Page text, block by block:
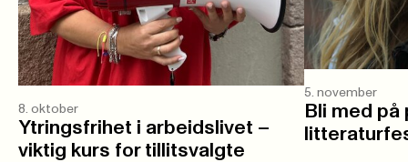
8. oktober
Ytringsfrihet i arbeidslivet –
viktig kurs for tillitsvalgte
5. november
Bli med på